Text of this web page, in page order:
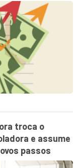
troca o
e assume
passos